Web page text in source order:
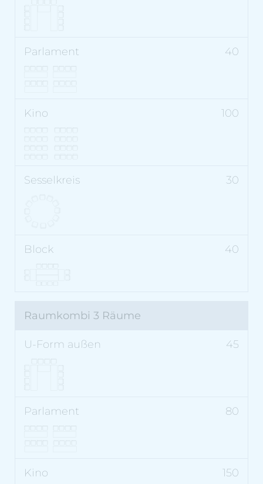
40
100
30
40
Raumkombi 3 Räume
45
80
150